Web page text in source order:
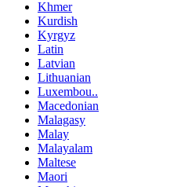
Khmer
Kurdish
Kyrgyz
Latin
Latvian
Lithuanian
Luxembou..
Macedonian
Malagasy
Malay
Malayalam
Maltese
Maori